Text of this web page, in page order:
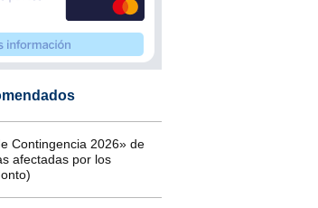
Contingencia 2026» de
afectadas por los